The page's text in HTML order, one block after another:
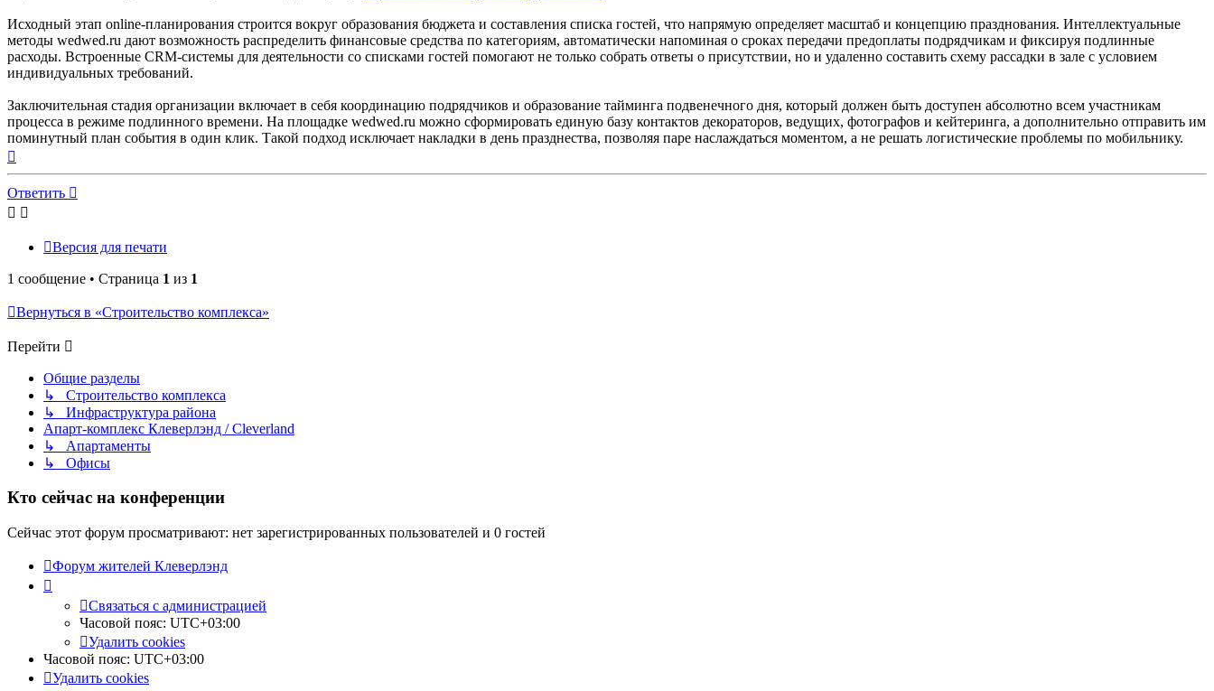
Исходный этап online-планирования строится вокруг образования бюджета и составления списка гостей, что напрямую определяет масштаб и концепцию празднования. Интеллектуальные
методы wedwed.ru дают возможность распределить финансовые средства по категориям, автоматически напоминая о сроках передачи предоплаты подрядчикам и фиксируя подлинные
расходы. Встроенные CRM-системы для деятельности со списками гостей помогают не только собрать ответы о присутствии, но и удаленно составить схему рассадки в зале с условием
индивидуальных требований.
Заключительная стадия организации включает в себя координацию подрядчиков и образование тайминга подвенечного дня, который должен быть доступен абсолютно всем участникам
процесса в режиме подлинного времени. На площадке wedwed.ru можно сформировать единую базу контактов декораторов, ведущих, фотографов и кейтеринга, а дополнительно отправить им
поминутный план события в один клик. Такой подход исключает накладки в день празднества, позволяя паре наслаждаться моментом, а не решать логистические проблемы по мобильнику.
началу
Ответить
Версия для печати
1 сообщение • Страница 1 из 1
Вернуться в «Строительство комплекса»
Перейти
Общие разделы
↳ Строительство комплекса
↳ Инфраструктура района
Апарт-комплекс Клеверлэнд / Cleverland
↳ Апартаменты
↳ Офисы
Кто сейчас на конференции
Сейчас этот форум просматривают: нет зарегистрированных пользователей и 0 гостей
Форум жителей Клеверлэнд
Связаться с администрацией
Часовой пояс: UTC+03:00
Удалить cookies
Часовой пояс: UTC+03:00
Удалить cookies